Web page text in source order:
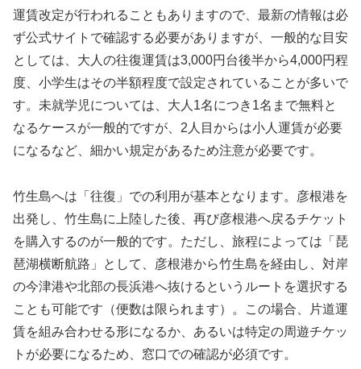
運賃改定が行われることもありますので、最新の情報は必
ず公式サイトで確認する必要がありますが、一般的な目安
としては、大人の往復運賃は3,000円台後半から4,000円程
度、小学生はその半額程度で設定されていることが多いで
す。未就学児については、大人1名につき1名まで無料と
なるケースが一般的ですが、2人目からは小人運賃が必要
になるなど、細かい規定があるため注意が必要です。
竹生島へは「往復」での利用が基本となります。彦根港を
出発し、竹生島に上陸した後、再び彦根港へ戻るチケット
を購入するのが一般的です。ただし、旅程によっては「琵
琶湖横断航路」として、彦根港から竹生島を経由し、対岸
の今津港や北部の長浜港へ抜けるというルートを選択する
ことも可能です（便数は限られます）。この場合、片道運
賃を組み合わせる形になるか、あるいは特定の周遊チケッ
トが必要になるため、窓口での確認が必須です。